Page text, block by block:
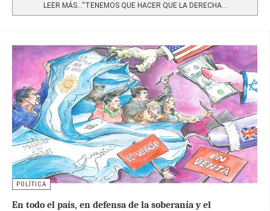
LEER MÁS…“TENEMOS QUE HACER QUE LA DERECHA...
POLÍTICA
En todo el país, en defensa de la soberanía y el